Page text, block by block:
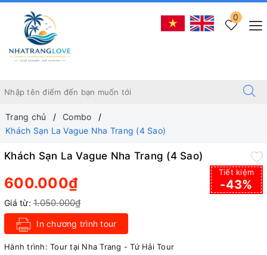
0
Trang chủ
Combo
Khách Sạn La Vague Nha Trang (4 Sao)
Khách Sạn La Vague Nha Trang (4 Sao)
600.000₫
Giá từ: 1.050.000₫
Tiết kiệm
-43%
In chương trình tour
Hành trình: Tour tại Nha Trang - Tứ Hải Tour